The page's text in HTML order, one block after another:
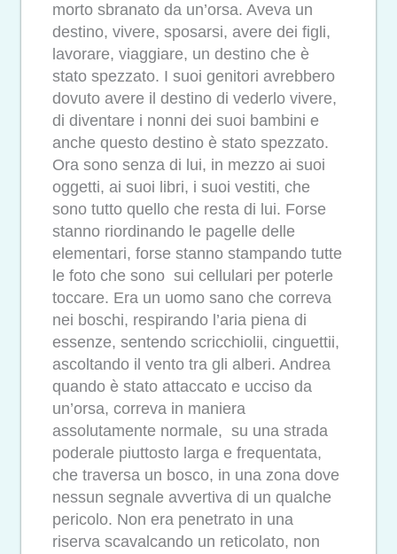
morto sbranato da un’orsa. Aveva un
destino, vivere, sposarsi, avere dei figli,
lavorare, viaggiare, un destino che è
stato spezzato. I suoi genitori avrebbero
dovuto avere il destino di vederlo vivere,
di diventare i nonni dei suoi bambini e
anche questo destino è stato spezzato.
Ora sono senza di lui, in mezzo ai suoi
oggetti, ai suoi libri, i suoi vestiti, che
sono tutto quello che resta di lui. Forse
stanno riordinando le pagelle delle
elementari, forse stanno stampando tutte
le foto che sono sui cellulari per poterle
toccare. Era un uomo sano che correva
nei boschi, respirando l’aria piena di
essenze, sentendo scricchiolii, cinguettii,
ascoltando il vento tra gli alberi. Andrea
quando è stato attaccato e ucciso da
un’orsa, correva in maniera
assolutamente normale, su una strada
poderale piuttosto larga e frequentata,
che traversa un bosco, in una zona dove
nessun segnale avvertiva di un qualche
pericolo. Non era penetrato in una
riserva scavalcando un reticolato, non